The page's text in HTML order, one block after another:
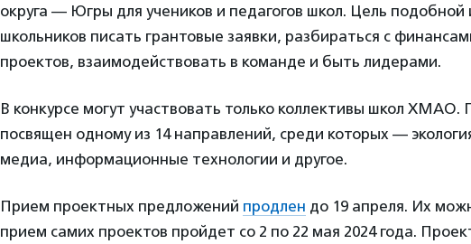
округа — Югры для учеников и педагогов школ. Цель
школьников писать грантовые заявки, разбираться с
проектов, взаимодействовать в команде и быть лидерами.
В конкурсе могут участвовать только коллективы школ
посвящен одному из 14 направлений, среди которых —
медиа, информационные технологии и другое.
Прием проектных предложений продлен до 19 апреля. Их
прием самих проектов пройдет со 2 по 22 мая 2024 года.